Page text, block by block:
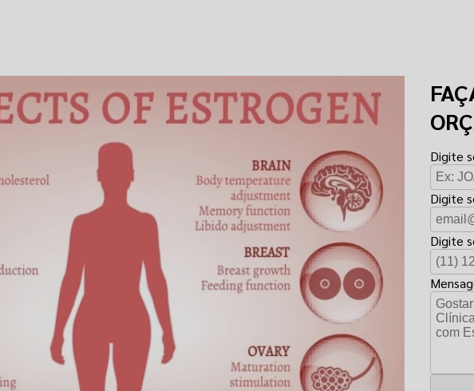
Digite
Digite
Digite